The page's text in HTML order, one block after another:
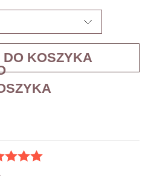
DO KOSZYKA